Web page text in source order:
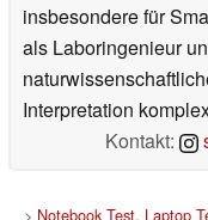
insbesondere für
als Laboringenieur
Interpretation
Kontakt:
> Notebook Test, Laptop